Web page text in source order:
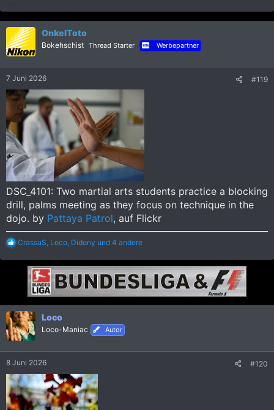
a
k
t
i
o
n
:
OnkelToto
Bokehschist Thread Starter Werbepartner
7 Juni 2026 #119
DSC_4101: Two martial arts students practice a blocking
drill, palms meeting as they focus on technique in the
dojo. by Pattaya Patrol, auf Flickr
R
a
n
e
n
:
CrassuS Loco Didony und 4 andere
Loco
Loco-Maniac Autor
8 Juni 2026 #120